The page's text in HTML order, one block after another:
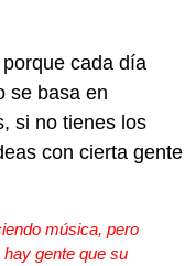
cada día
se basa en
si no tienes los
con cierta gente
música, pero
gente que su